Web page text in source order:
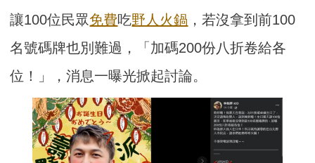
讓100位民眾免費吃野人火鍋 ，若沒拿到前100
名號碼牌也別難過，「加碼200份八折卷給各
位！」，消息一曝光掀起討論。